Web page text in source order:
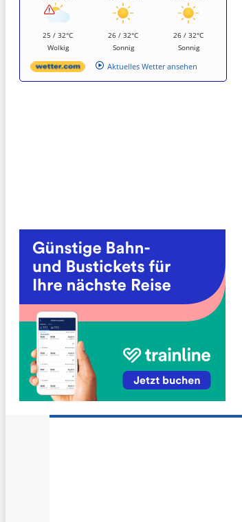
25 / 32°C
Wolkig
26 / 32°C
Sonnig
26 / 32°C
Sonnig
Aktuelles Wetter ansehen